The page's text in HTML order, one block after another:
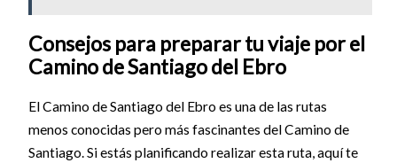
Consejos para preparar tu viaje por el
Camino de Santiago del Ebro
El Camino de Santiago del Ebro es una de las rutas
menos conocidas pero más fascinantes del Camino de
Santiago. Si estás planificando realizar esta ruta, aquí te